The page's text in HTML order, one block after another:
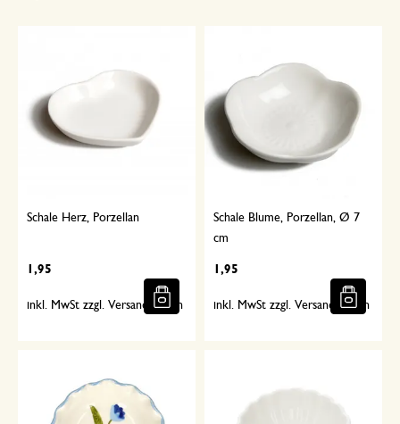
Schale Herz, Porzellan
1,95
inkl. MwSt zzgl. Versandkosten
Schale Blume, Porzellan, Ø 7
cm
1,95
inkl. MwSt zzgl. Versandkosten